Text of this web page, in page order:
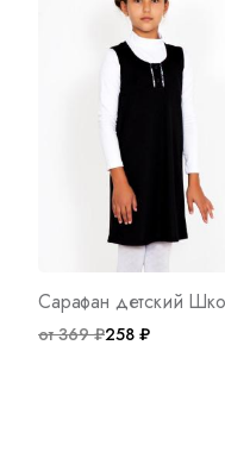
от 369 ₽258 ₽